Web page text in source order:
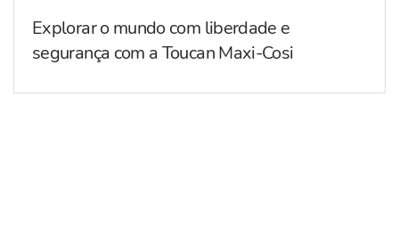
Explorar o mundo com liberdade e
segurança com a Toucan Maxi-Cosi